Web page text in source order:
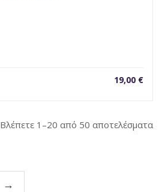
19,00 €
Βλέπετε 1–20 από 50 αποτελέσματα
→